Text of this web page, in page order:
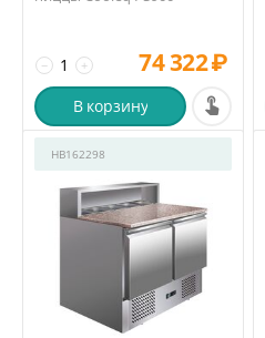
+
− 74 322₽
В корзину
HB162298